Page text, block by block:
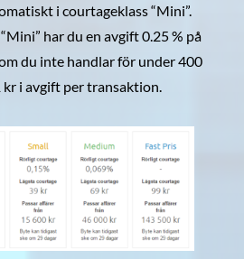
i courtageklass “Mini”.
har du en avgift 0.25 % på
du inte handlar för under 400
kr i avgift per transaktion.